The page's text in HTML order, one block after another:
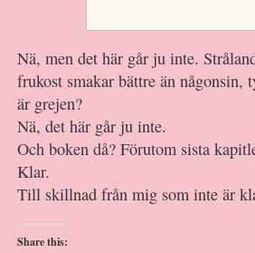
Nä, men det här går ju inte.
frukost smakar bättre än någonsin,
är grejen?
Nä, det här går ju inte.
Och boken då? Förutom sista
Klar.
Till skillnad från mig som inte är
Share this: